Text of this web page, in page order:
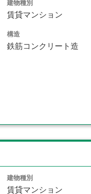
建物種別
賃貸マンション
構造
鉄筋コンクリート造
建物種別
賃貸マンション